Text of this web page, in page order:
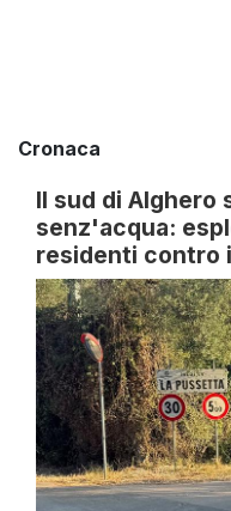
Cronaca
Il sud di Alghero
senz'acqua:
residenti contro